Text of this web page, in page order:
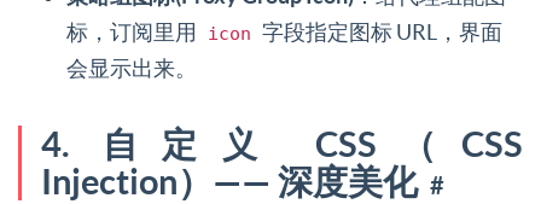
标，订阅里用
icon 字段指定图标 URL，界面
会显示出来。
4. 自定义 CSS（CSS
Injection）—— 深度美化 #